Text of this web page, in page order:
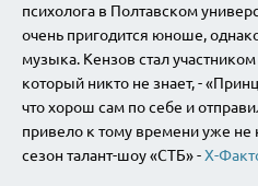
психолога в Полтавском
очень пригодится юноше,
музыка. Кензов стал
который никто не знает, -
что хорош сам по себе и
привело к тому времени уже
сезон талант-шоу «СТБ» -Х-